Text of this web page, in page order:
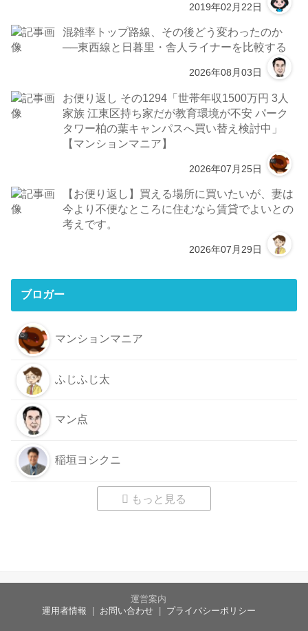
2019年02月22日
混雑率トップ路線、その後どう変わったのか
──東西線と日暮里・舎人ライナーを比較する
2026年08月03日
お便り返し その1294「世帯年収1500万円 3人
家族 江東区持ち家だが教育環境が不安 パーク
タワー柏の葉キャンパスへ買い替え検討中」
【マンションマニア】
2026年07月25日
【お便り返し】買える場所に買いたいが、妻は
今より不便なところに住むなら賃貸でよいとの
考えです。
2026年07月29日
ブロガー
マンションマニア
ふじふじ太
マン点
稲垣ヨシクニ
もっと見る
運営案内
運用者情報
お問い合わせ プライバシーポリシー